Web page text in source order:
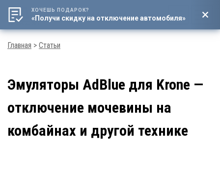
8 (800) 4444-016
Строка
Главная Статьи
Эмуляторы AdBlue для Krone —
отключение мочевины на
комбайнах и другой технике
ХОЧЕШЬ ПОДАРОК?
«Получи скидку на отключение автомобиля»